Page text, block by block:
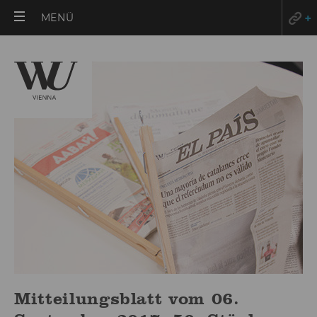
MENÜ
Mitteilungsblatt vom 06.